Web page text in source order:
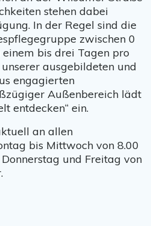
stehen dabei
In der Regel sind die
zwischen 0
bis drei Tagen pro
ausgebildeten und
engagierten
Außenbereich lädt
entdecken“ ein.
an allen
bis Mittwoch von 8.00
und Freitag von